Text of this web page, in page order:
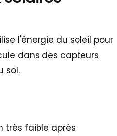
l'énergie du soleil pour
dans des capteurs
sol.
très faible après